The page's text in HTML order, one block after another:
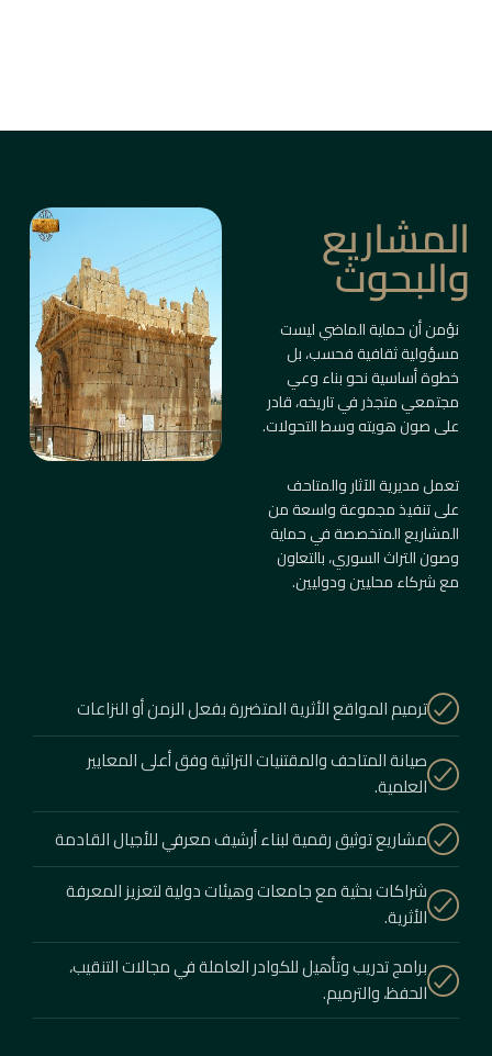
المشاريع
والبحوث
نؤمن أن حماية الماضي ليست
مسؤولية ثقافية فحسب، بل
خطوة أساسية نحو بناء وعي
مجتمعي متجذر في تاريخه، قادر
على صون هويته وسط التحولات.
تعمل مديرية الآثار والمتاحف
على تنفيذ مجموعة واسعة من
المشاريع المتخصصة في حماية
وصون التراث السوري، بالتعاون
مع شركاء محليين ودوليين.
ترميم المواقع الأثرية المتضررة بفعل الزمن أو النزاعات
صيانة المتاحف والمقتنيات التراثية وفق أعلى المعايير
العلمية.
مشاريع توثيق رقمية لبناء أرشيف معرفي للأجيال القادمة
شراكات بحثية مع جامعات وهيئات دولية لتعزيز المعرفة
الأثرية.
برامج تدريب وتأهيل للكوادر العاملة في مجالات التنقيب،
الحفظ، والترميم.